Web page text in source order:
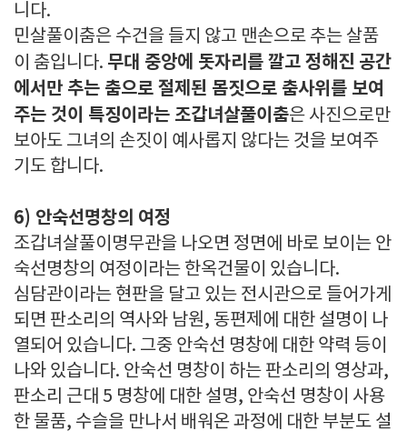
니다.
민살풀이춤은 수건을 들지 않고 맨손으로 추는 살품
이 춤입니다. 무대 중앙에 돗자리를 깔고 정해진 공간
에서만 추는 춤으로 절제된 몸짓으로 춤사위를 보여
주는 것이 특징이라는 조갑녀살풀이춤은 사진으로만
보아도 그녀의 손짓이 예사롭지 않다는 것을 보여주
기도 합니다.
6) 안숙선명창의 여정
조갑녀살풀이명무관을 나오면 정면에 바로 보이는 안
숙선명창의 여정이라는 한옥건물이 있습니다.
심담관이라는 현판을 달고 있는 전시관으로 들어가게
되면 판소리의 역사와 남원, 동편제에 대한 설명이 나
열되어 있습니다. 그중 안숙선 명창에 대한 약력 등이
나와 있습니다. 안숙선 명창이 하는 판소리의 영상과,
판소리 근대 5 명창에 대한 설명, 안숙선 명창이 사용
한 물품, 수슬을 만나서 배워온 과정에 대한 부분도 설